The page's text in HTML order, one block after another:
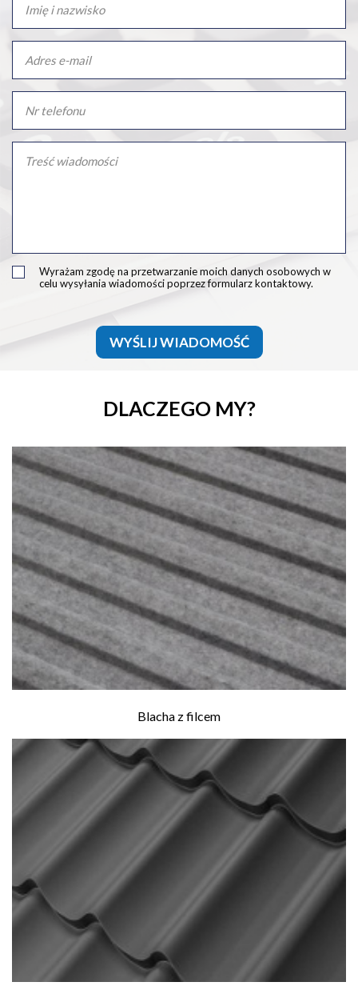
Wyrażam zgodę na przetwarzanie moich danych osobowych w
celu wysyłania wiadomości poprzez formularz kontaktowy.
WYŚLIJ WIADOMOŚĆ
DLACZEGO MY?
Blacha z filcem